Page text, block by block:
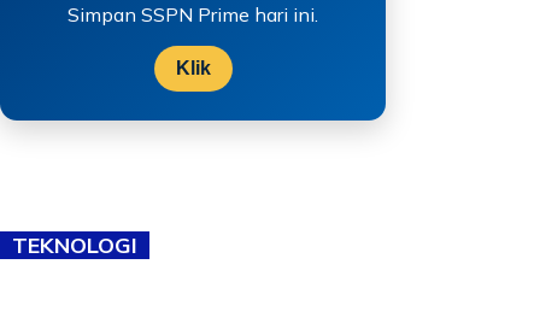
Simpan SSPN Prime hari ini.
Klik
TEKNOLOGI